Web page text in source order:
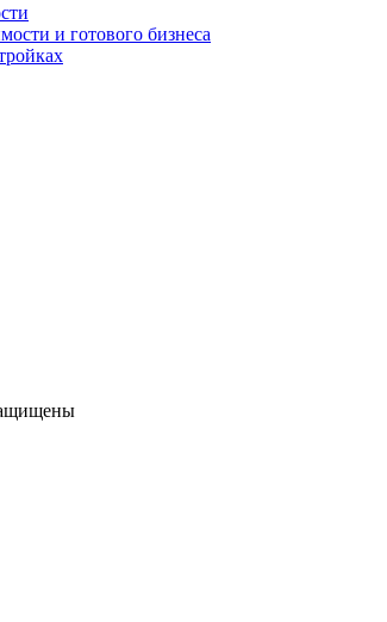
и готового бизнеса